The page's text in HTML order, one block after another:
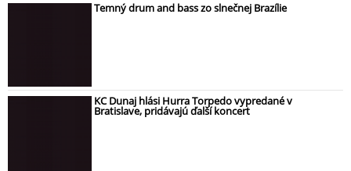
Temný drum and bass zo slnečnej Brazílie
KC Dunaj hlási Hurra Torpedo vypredané v
Bratislave, pridávajú ďalší koncert